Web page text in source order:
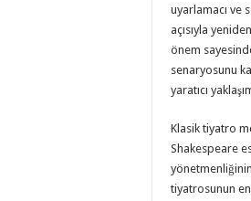
uyarlamacı ve
açısıyla
önem
senaryosunu
yaratıcı
Klasik tiyatro
Shakespeare
tiyatrosunun